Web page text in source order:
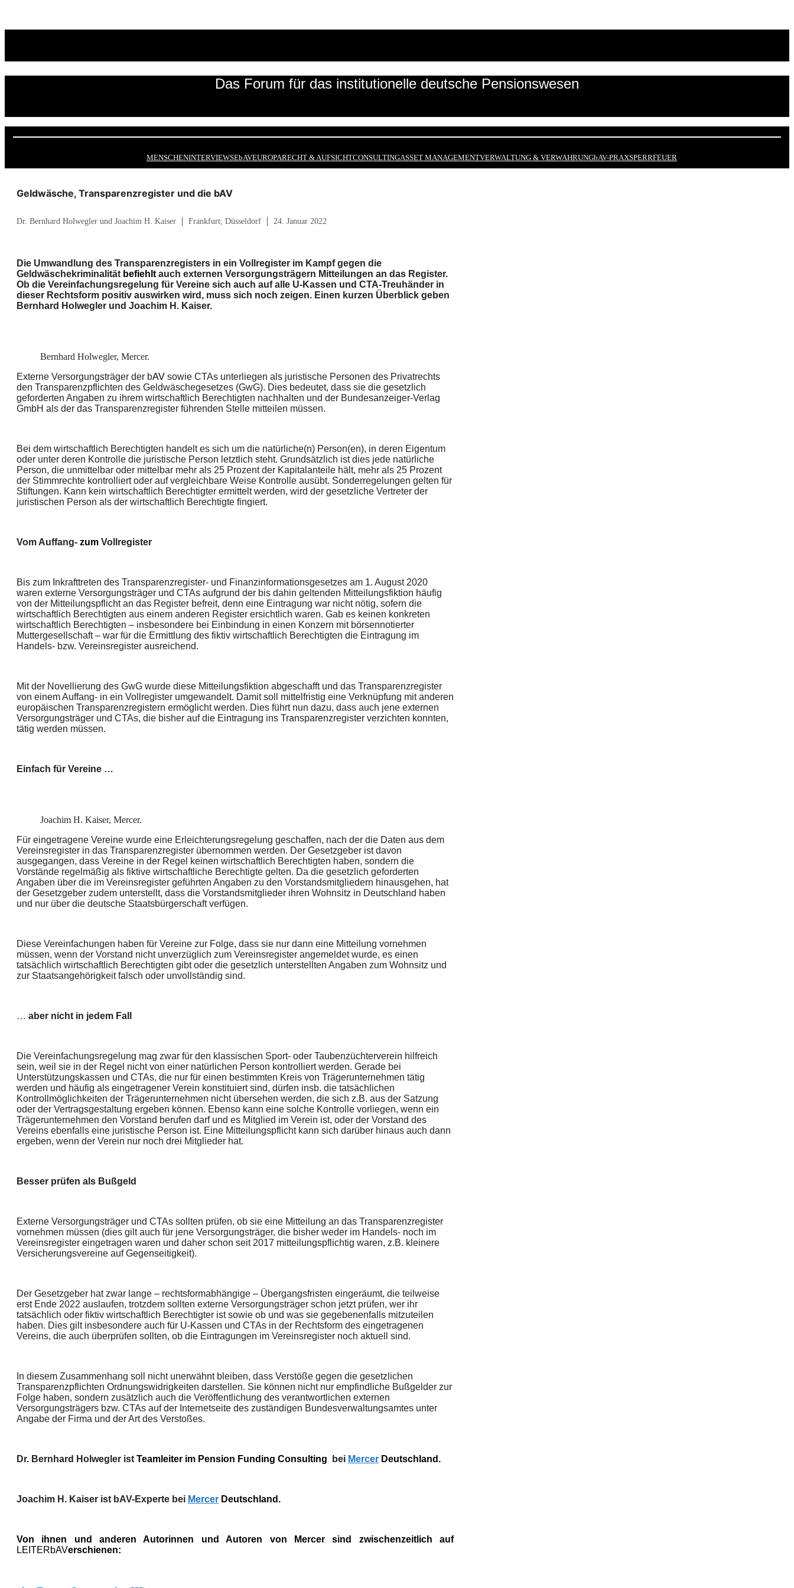
Das Forum für das institutionelle deutsche Pensionswesen
MENSCHENINTERVIEWSEbAVEUROPARECHT & AUFSICHTCONSULTINGASSET MANAGEMENTVERWALTUNG & VERWAHRUNGbAV-PRAXSPERRFEUER
Geldwäsche, Transparenzregister und die bAV
Dr. Bernhard Holwegler und Joachim H. Kaiser Frankfurt; Düsseldorf 24. Januar 2022
Die Umwandlung des Transparenzregisters in ein Vollregister im Kampf gegen die
Geldwäschekriminalität befiehlt auch externen Versorgungsträgern Mitteilungen an das Register.
Ob die Vereinfachungsregelung für Vereine sich auch auf alle U-Kassen und CTA-Treuhänder in
dieser Rechtsform positiv auswirken wird, muss sich noch zeigen. Einen kurzen Überblick geben
Bernhard Holwegler und Joachim H. Kaiser.
Bernhard Holwegler, Mercer.
Externe Versorgungsträger der bAV sowie CTAs unterliegen als juristische Personen des Privatrechts
den Transparenzpflichten des Geldwäschegesetzes (GwG). Dies bedeutet, dass sie die gesetzlich
geforderten Angaben zu ihrem wirtschaftlich Berechtigten nachhalten und der Bundesanzeiger-Verlag
GmbH als der das Transparenzregister führenden Stelle mitteilen müssen.
Bei dem wirtschaftlich Berechtigten handelt es sich um die natürliche(n) Person(en), in deren Eigentum
oder unter deren Kontrolle die juristische Person letztlich steht. Grundsätzlich ist dies jede natürliche
Person, die unmittelbar oder mittelbar mehr als 25 Prozent der Kapitalanteile hält, mehr als 25 Prozent
der Stimmrechte kontrolliert oder auf vergleichbare Weise Kontrolle ausübt. Sonderregelungen gelten für
Stiftungen. Kann kein wirtschaftlich Berechtigter ermittelt werden, wird der gesetzliche Vertreter der
juristischen Person als der wirtschaftlich Berechtigte fingiert.
Vom Auffang- zum Vollregister
Bis zum Inkrafttreten des Transparenzregister- und Finanzinformationsgesetzes am 1. August 2020
waren externe Versorgungsträger und CTAs aufgrund der bis dahin geltenden Mitteilungsfiktion häufig
von der Mitteilungspflicht an das Register befreit, denn eine Eintragung war nicht nötig, sofern die
wirtschaftlich Berechtigten aus einem anderen Register ersichtlich waren. Gab es keinen konkreten
wirtschaftlich Berechtigten – insbesondere bei Einbindung in einen Konzern mit börsennotierter
Muttergesellschaft – war für die Ermittlung des fiktiv wirtschaftlich Berechtigten die Eintragung im
Handels- bzw. Vereinsregister ausreichend.
Mit der Novellierung des GwG wurde diese Mitteilungsfiktion abgeschafft und das Transparenzregister
von einem Auffang- in ein Vollregister umgewandelt. Damit soll mittelfristig eine Verknüpfung mit anderen
europäischen Transparenzregistern ermöglicht werden. Dies führt nun dazu, dass auch jene externen
Versorgungsträger und CTAs, die bisher auf die Eintragung ins Transparenzregister verzichten konnten,
tätig werden müssen.
Einfach für Vereine …
Joachim H. Kaiser, Mercer.
Für eingetragene Vereine wurde eine Erleichterungsregelung geschaffen, nach der die Daten aus dem
Vereinsregister in das Transparenzregister übernommen werden. Der Gesetzgeber ist davon
ausgegangen, dass Vereine in der Regel keinen wirtschaftlich Berechtigten haben, sondern die
Vorstände regelmäßig als fiktive wirtschaftliche Berechtigte gelten. Da die gesetzlich geforderten
Angaben über die im Vereinsregister geführten Angaben zu den Vorstandsmitgliedern hinausgehen, hat
der Gesetzgeber zudem unterstellt, dass die Vorstandsmitglieder ihren Wohnsitz in Deutschland haben
und nur über die deutsche Staatsbürgerschaft verfügen.
Diese Vereinfachungen haben für Vereine zur Folge, dass sie nur dann eine Mitteilung vornehmen
müssen, wenn der Vorstand nicht unverzüglich zum Vereinsregister angemeldet wurde, es einen
tatsächlich wirtschaftlich Berechtigten gibt oder die gesetzlich unterstellten Angaben zum Wohnsitz und
zur Staatsangehörigkeit falsch oder unvollständig sind.
… aber nicht in jedem Fall
Die Vereinfachungsregelung mag zwar für den klassischen Sport- oder Taubenzüchterverein hilfreich
sein, weil sie in der Regel nicht von einer natürlichen Person kontrolliert werden. Gerade bei
Unterstützungskassen und CTAs, die nur für einen bestimmten Kreis von Trägerunternehmen tätig
werden und häufig als eingetragener Verein konstituiert sind, dürfen insb. die tatsächlichen
Kontrollmöglichkeiten der Trägerunternehmen nicht übersehen werden, die sich z.B. aus der Satzung
oder der Vertragsgestaltung ergeben können. Ebenso kann eine solche Kontrolle vorliegen, wenn ein
Trägerunternehmen den Vorstand berufen darf und es Mitglied im Verein ist, oder der Vorstand des
Vereins ebenfalls eine juristische Person ist. Eine Mitteilungspflicht kann sich darüber hinaus auch dann
ergeben, wenn der Verein nur noch drei Mitglieder hat.
Besser prüfen als Bußgeld
Externe Versorgungsträger und CTAs sollten prüfen, ob sie eine Mitteilung an das Transparenzregister
vornehmen müssen (dies gilt auch für jene Versorgungsträger, die bisher weder im Handels- noch im
Vereinsregister eingetragen waren und daher schon seit 2017 mitteilungspflichtig waren, z.B. kleinere
Versicherungsvereine auf Gegenseitigkeit).
Der Gesetzgeber hat zwar lange – rechtsformabhängige – Übergangsfristen eingeräumt, die teilweise
erst Ende 2022 auslaufen, trotzdem sollten externe Versorgungsträger schon jetzt prüfen, wer ihr
tatsächlich oder fiktiv wirtschaftlich Berechtigter ist sowie ob und was sie gegebenenfalls mitzuteilen
haben. Dies gilt insbesondere auch für U-Kassen und CTAs in der Rechtsform des eingetragenen
Vereins, die auch überprüfen sollten, ob die Eintragungen im Vereinsregister noch aktuell sind.
In diesem Zusammenhang soll nicht unerwähnt bleiben, dass Verstöße gegen die gesetzlichen
Transparenzpflichten Ordnungswidrigkeiten darstellen. Sie können nicht nur empfindliche Bußgelder zur
Folge haben, sondern zusätzlich auch die Veröffentlichung des verantwortlichen externen
Versorgungsträgers bzw. CTAs auf der Internetseite des zuständigen Bundesverwaltungsamtes unter
Angabe der Firma und der Art des Verstoßes.
Dr. Bernhard Holwegler ist Teamleiter im Pension Funding Consulting bei Mercer Deutschland.
Joachim H. Kaiser ist bAV-Experte bei Mercer Deutschland.
Von ihnen und anderen Autorinnen und Autoren von Mercer sind zwischenzeitlich auf
LEITERbAVerschienen: